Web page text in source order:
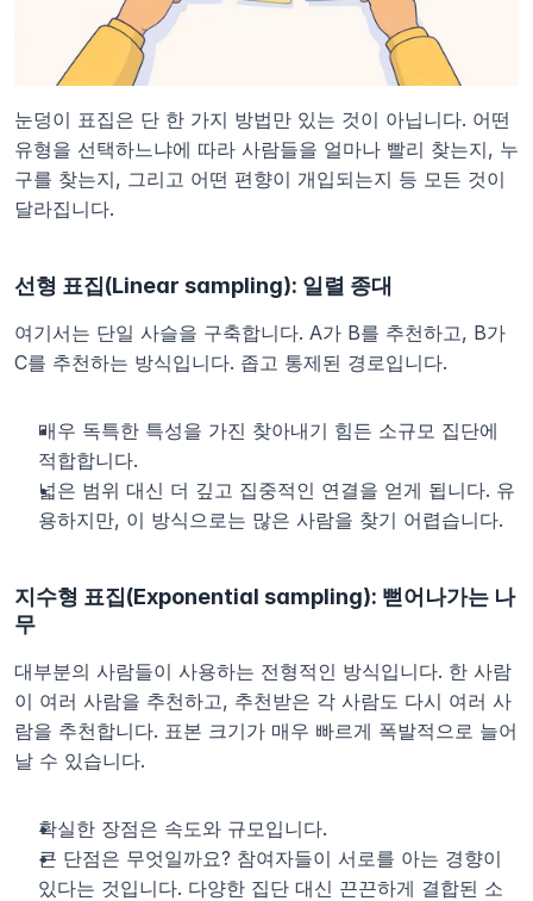
눈덩이 표집은 단 한 가지 방법만 있는 것이 아닙니다. 어떤
유형을 선택하느냐에 따라 사람들을 얼마나 빨리 찾는지, 누
구를 찾는지, 그리고 어떤 편향이 개입되는지 등 모든 것이
달라집니다.
선형 표집(Linear sampling): 일렬 종대
여기서는 단일 사슬을 구축합니다. A가 B를 추천하고, B가
C를 추천하는 방식입니다. 좁고 통제된 경로입니다.
매우 독특한 특성을 가진 찾아내기 힘든 소규모 집단에
적합합니다.
넓은 범위 대신 더 깊고 집중적인 연결을 얻게 됩니다. 유
용하지만, 이 방식으로는 많은 사람을 찾기 어렵습니다.
지수형 표집(Exponential sampling): 뻗어나가는 나
무
대부분의 사람들이 사용하는 전형적인 방식입니다. 한 사람
이 여러 사람을 추천하고, 추천받은 각 사람도 다시 여러 사
람을 추천합니다. 표본 크기가 매우 빠르게 폭발적으로 늘어
날 수 있습니다.
확실한 장점은 속도와 규모입니다.
큰 단점은 무엇일까요? 참여자들이 서로를 아는 경향이
있다는 것입니다. 다양한 집단 대신 끈끈하게 결합된 소